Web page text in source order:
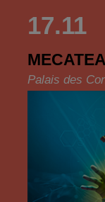
17.11
Palais des